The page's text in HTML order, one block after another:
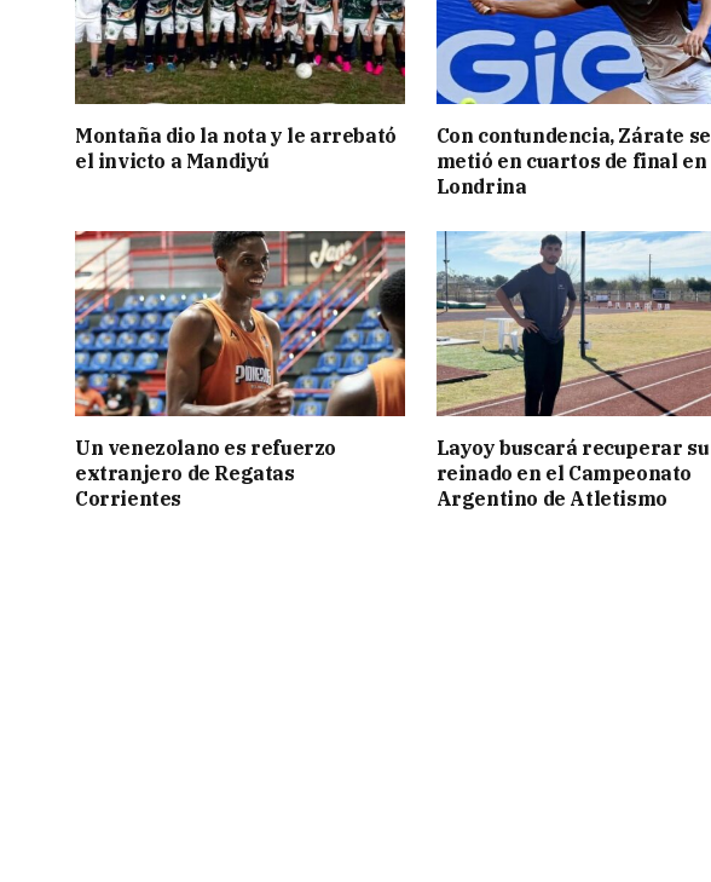
Montaña dio la nota y le arrebató
el invicto a Mandiyú
Con contundencia, Zárate se
metió en cuartos de final en
Londrina
Un venezolano es refuerzo
extranjero de Regatas
Corrientes
Layoy buscará recuperar su
reinado en el Campeonato
Argentino de Atletismo